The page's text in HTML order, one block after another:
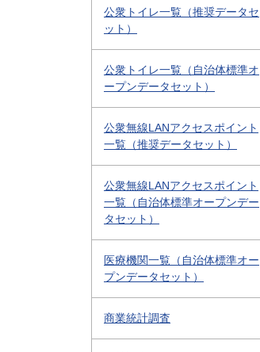
公衆トイレ一覧（推奨データセ
ット）
公衆トイレ一覧（自治体標準オ
ープンデータセット）
公衆無線LANアクセスポイント
一覧（推奨データセット）
公衆無線LANアクセスポイント
一覧（自治体標準オープンデー
タセット）
医療機関一覧（自治体標準オー
プンデータセット）
商業統計調査